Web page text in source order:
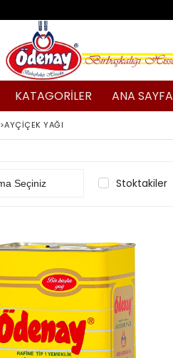
KATAGORİLER ANA SAYFA
>AYÇİÇEK YAĞI
Stoktakiler